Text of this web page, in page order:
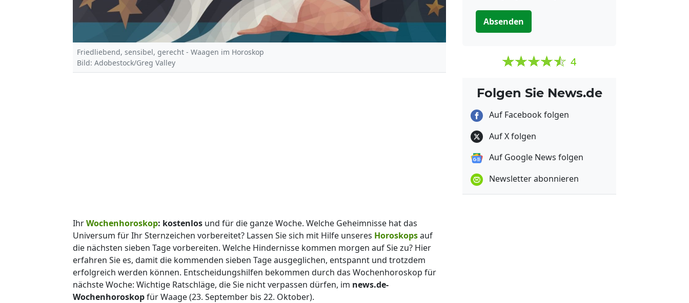
Friedliebend, sensibel, gerecht - Waagen im Horoskop
Bild: Adobestock/Greg Valley
IhrWochenhoroskop: kostenlos und für die ganze Woche. Welche Geheimnisse hat das
Universum für Ihr Sternzeichen vorbereitet? Lassen Sie sich mit Hilfe unseres Horoskopsauf
die nächsten sieben Tage vorbereiten. Welche Hindernisse kommen morgen auf Sie zu? Hier
erfahren Sie es, damit die kommenden sieben Tage ausgeglichen, entspannt und trotzdem
erfolgreich werden können. Entscheidungshilfen bekommen durch das Wochenhoroskop für
nächste Woche: Wichtige Ratschläge, die Sie nicht verpassen dürfen, im news.de-
Wochenhoroskopfür Waage (23. September bis 22. Oktober).
Absenden
4
Folgen Sie News.de
Auf Facebook folgen
Auf X folgen
Auf Google News folgen
Newsletter abonnieren